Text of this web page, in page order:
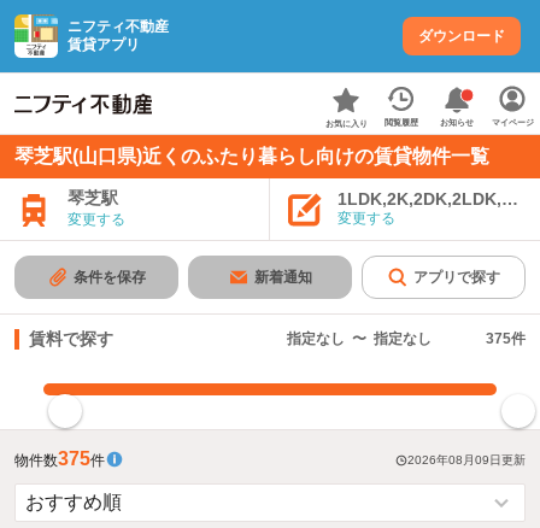
ニフティ不動産
賃貸アプリ
ダウンロード
お気に入り 閲覧履歴 お知らせ マイページ
琴芝駅(山口県)近くのふたり暮らし向けの賃貸物件一覧
琴芝駅
変更する 変更する
条件を保存 新着通知 アプリで探す
賃料で探す 指定なし 〜 指定なし 375件
物件数375件 2026年08月09日更新